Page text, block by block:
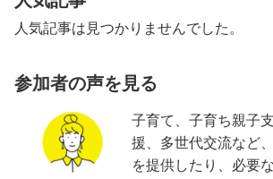
人気記事は見つかりませんでした。
参加者の声を見る
子育て、子育ち親子
援、多世代交流など
を提供したり、必要